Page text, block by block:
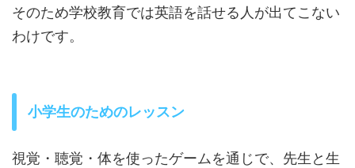
そのため学校教育では英語を話せる人が出てこない
わけです。
小学生のためのレッスン
視覚・聴覚・体を使ったゲームを通じで、先生と生